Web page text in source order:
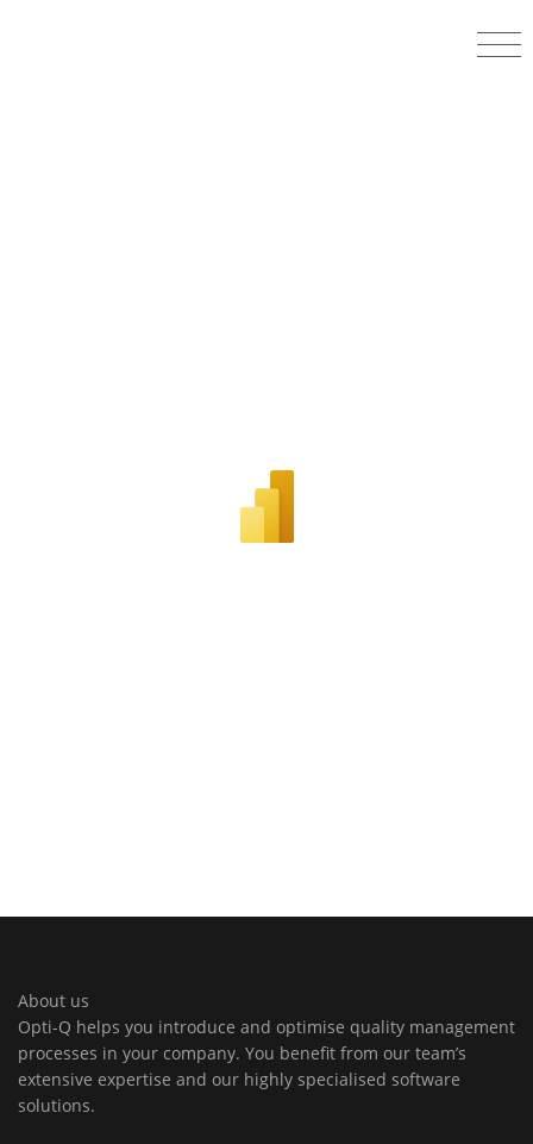
About us
Opti-Q helps you introduce and optimise quality management
processes in your company. You benefit from our team’s
extensive expertise and our highly specialised software
solutions.